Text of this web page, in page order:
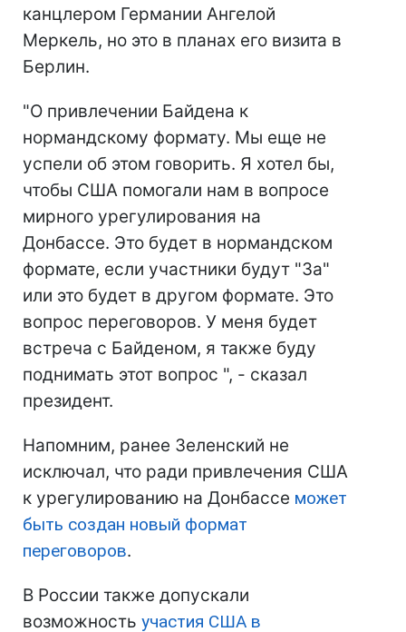
канцлером Германии Ангелой
Меркель, но это в планах его визита в
Берлин.
"О привлечении Байдена к
нормандскому формату. Мы еще не
успели об этом говорить. Я хотел бы,
чтобы США помогали нам в вопросе
мирного урегулирования на
Донбассе. Это будет в нормандском
формате, если участники будут "За"
или это будет в другом формате. Это
вопрос переговоров. У меня будет
встреча с Байденом, я также буду
поднимать этот вопрос ", - сказал
президент.
Напомним, ранее Зеленский не
исключал, что ради привлечения США
к урегулированию на Донбассе может
быть создан новый формат
переговоров.
В России также допускали
возможность участия США в